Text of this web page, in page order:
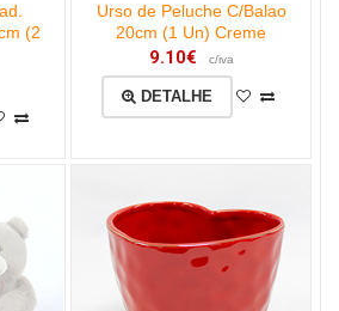
(2
Urso de Peluche C/Balao
20cm (1 Un) Creme
9.10€ c/iva
DETALHE